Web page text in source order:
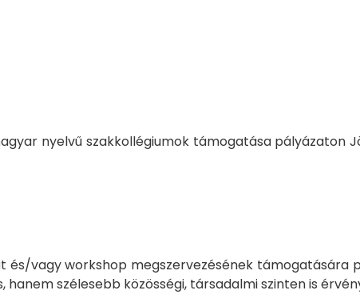
nyelvű szakkollégiumok támogatása pályázaton
vagy workshop megszervezésének támogatására
szélesebb közösségi, társadalmi szinten is